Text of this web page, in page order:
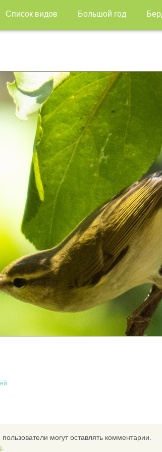
Список видов Большой год
могут оставлять комментарии.